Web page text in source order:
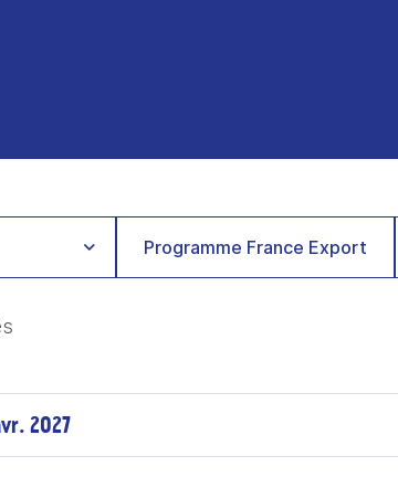
Programme France Export
2027